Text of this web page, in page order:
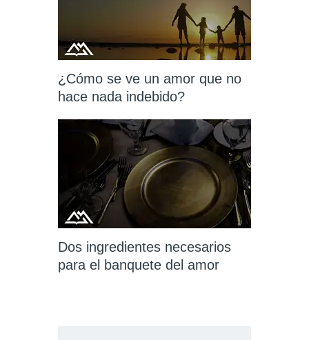
¿Cómo se ve un amor que no
hace nada indebido?
Dos ingredientes necesarios
para el banquete del amor